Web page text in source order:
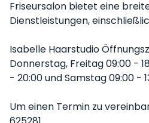
Friseursalon bietet eine
Dienstleistungen,
Isabelle Haarstudio
Donnerstag, Freitag 09:00 -
- 20:00 und Samstag 09:00 -
Um einen Termin zu